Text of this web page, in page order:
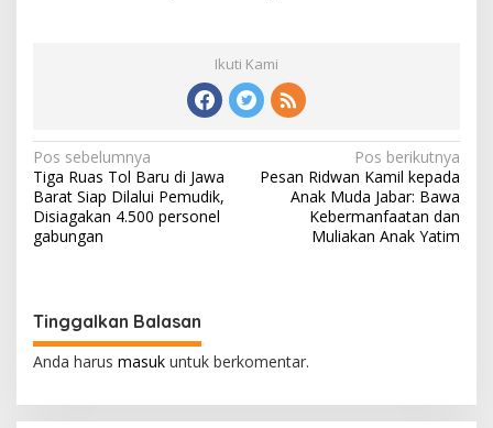
Ikuti Kami
N
a
v
i
a
s
i
p
Pos sebelumnya
Tiga Ruas Tol Baru di Jawa
Barat Siap Dilalui Pemudik,
Disiagakan 4.500 personel
gabungan
Pos berikutnya
Pesan Ridwan Kamil kepada
Anak Muda Jabar: Bawa
Kebermanfaatan dan
Muliakan Anak Yatim
Tinggalkan Balasan
Anda harus masuk untuk berkomentar.